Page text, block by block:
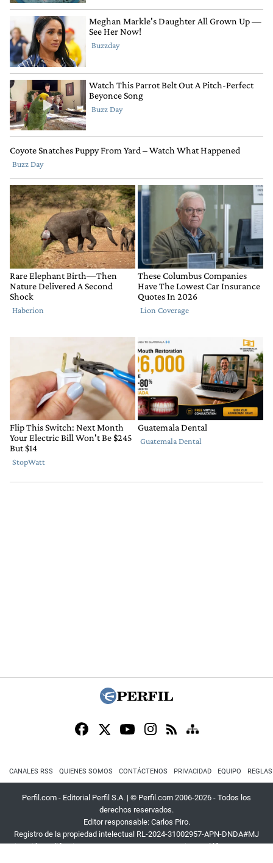
CANALES RSS QUIENES SOMOS CONTÁCTENOS PRIVACIDAD EQUIPO
Perfil.com - Editorial Perfil S.A. | © Perfil.com 2006-2026 - Todos los
derechos reservados.
Editor responsable: Carlos Piro.
Registro de la propiedad intelectual RL-2024-31002957-APN-DNDA#MJ
Dirección:California 2715,C1289ABI,CABA, Argentina| Teléfono:+54 9 11